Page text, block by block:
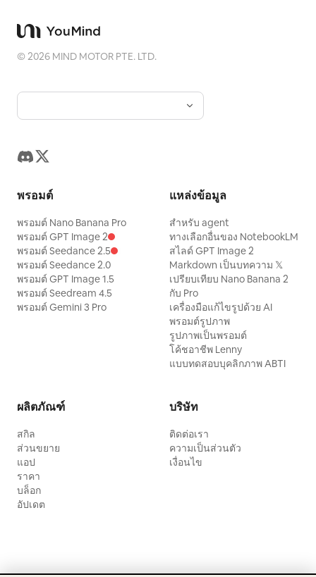
©2026 MIND MOTOR PTE. LTD.
พรอมต์
พรอมต์ Nano Banana Pro
พรอมต์ GPT Image 2
พรอมต์ Seedance 2.5
พรอมต์ Seedance 2.0
พรอมต์ GPT Image 1.5
พรอมต์ Seedream 4.5
พรอมต์ Gemini 3 Pro
แหล่งข้อมูล
สำหรับ agent
ทางเลือกอื่นของ NotebookLM
สไลด์ GPT Image 2
Markdown เป็นบทความ 𝕏
เปรียบเทียบ Nano Banana 2
กับ Pro
เครื่องมือแก้ไขรูปด้วย AI
พรอมต์รูปภาพ
รูปภาพเป็นพรอมต์
โค้ชอาชีพ Lenny
แบบทดสอบบุคลิกภาพ ABTI
ผลิตภัณฑ์
สกิล
ส่วนขยาย
แอป
ราคา
บล็อก
อัปเดต
บริษัท
ติดต่อเรา
ความเป็นส่วนตัว
เงื่อนไข